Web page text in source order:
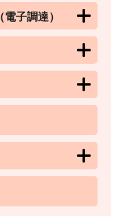
子調達）